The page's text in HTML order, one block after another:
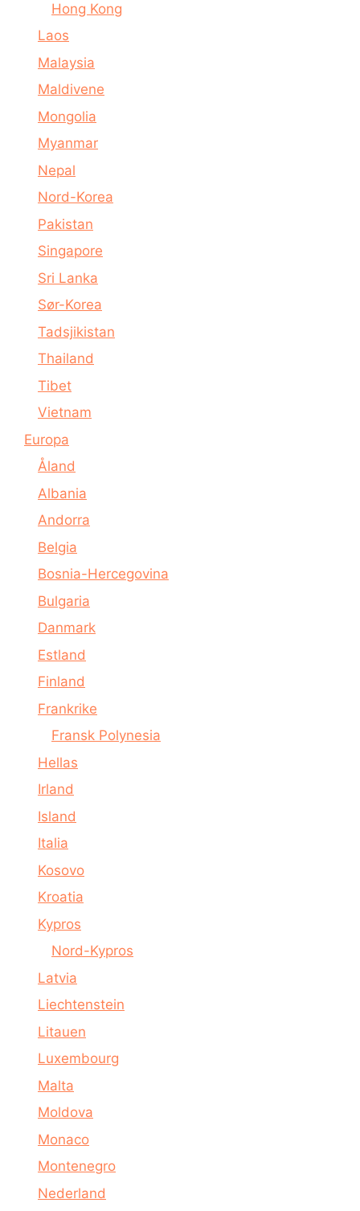
Hong Kong
Laos
Malaysia
Maldivene
Mongolia
Myanmar
Nepal
Nord-Korea
Pakistan
Singapore
Sri Lanka
Sør-Korea
Tadsjikistan
Thailand
Tibet
Vietnam
Europa
Åland
Albania
Andorra
Belgia
Bosnia-Hercegovina
Bulgaria
Danmark
Estland
Finland
Frankrike
Fransk Polynesia
Hellas
Irland
Island
Italia
Kosovo
Kroatia
Kypros
Nord-Kypros
Latvia
Liechtenstein
Litauen
Luxembourg
Malta
Moldova
Monaco
Montenegro
Nederland